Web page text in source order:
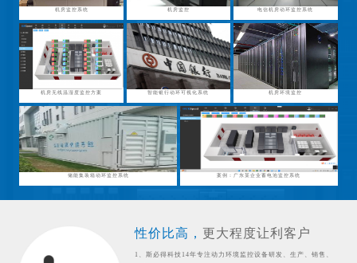
机房监控系统 机房监控 电信机房动环监控系统
机房无线温湿度监控方案 智能银行动环可视化系统 机房环境监控
储能集装箱动环监控系统 案例：广东某企业蓄电池监控系统
性价比高， 更大程度让利客户
1、斯必得科技14年专注动力环境监控设备研发、生产、销售、